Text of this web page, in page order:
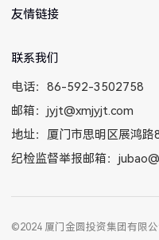
友情链接
联系我们
电话：86-592-3502758
邮箱：jyjt@xmjyjt.com
地址：厦门市思明区展鸿
纪检监督举报邮箱：
©2024 厦门金圆投资集团有限公